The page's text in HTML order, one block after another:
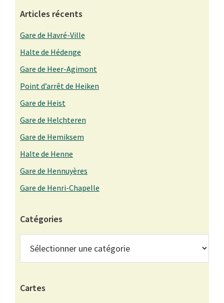
Articles récents
Gare de Havré-Ville
Halte de Hédenge
Gare de Heer-Agimont
Point d’arrêt de Heiken
Gare de Heist
Gare de Helchteren
Gare de Hemiksem
Halte de Henne
Gare de Hennuyères
Gare de Henri-Chapelle
Catégories
Cartes